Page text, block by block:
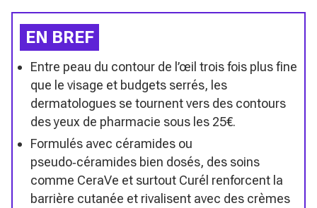
EN BREF
Entre peau du contour de l’œil trois fois plus fine
que le visage et budgets serrés, les
dermatologues se tournent vers des contours
des yeux de pharmacie sous les 25€.
Formulés avec céramides ou
pseudo‑céramides bien dosés, des soins
comme CeraVe et surtout Curél renforcent la
barrière cutanée et rivalisent avec des crèmes